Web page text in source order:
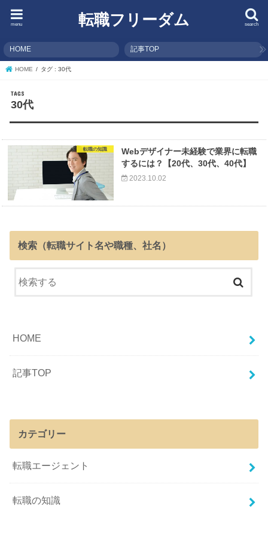
転職フリーダム search
menu
HOME 記事TOP
HOME タグ : 30代
30代
転職の知識
Webデザイナー未経験で業界に転職
するには？【20代、30代、40代】
2023.10.02
検索（転職サイト名や職種、社名）
HOME
記事TOP
カテゴリー
転職エージェント
転職の知識